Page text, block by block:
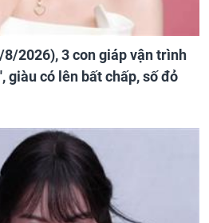
2026), 3 con giáp vận trình
giàu có lên bất chấp, số đỏ